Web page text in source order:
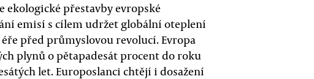
ekologické přestavby evropské
emisí s cílem udržet globální oteplení
před průmyslovou revolucí. Evropa
plynů o pětapadesát procent do roku
let. Europoslanci chtějí i dosažení